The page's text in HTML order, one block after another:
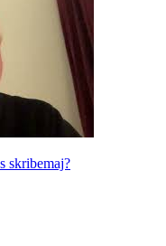
skribemaj?